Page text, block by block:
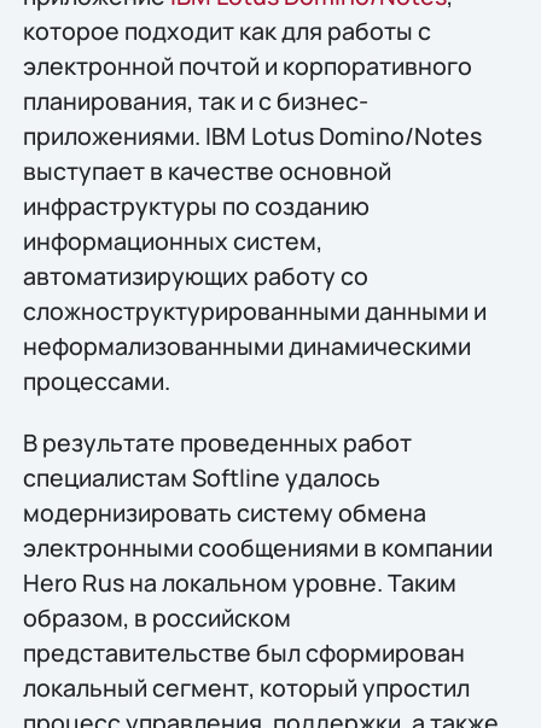
которое подходит как для работы с
электронной почтой и корпоративного
планирования, так и с бизнес-
приложениями. IBM Lotus Domino/Notes
выступает в качестве основной
инфраструктуры по созданию
информационных систем,
автоматизирующих работу со
сложноструктурированными данными и
неформализованными динамическими
процессами.
В результате проведенных работ
специалистам Softline удалось
модернизировать систему обмена
электронными сообщениями в компании
Hero Rus на локальном уровне. Таким
образом, в российском
представительстве был сформирован
локальный сегмент, который упростил